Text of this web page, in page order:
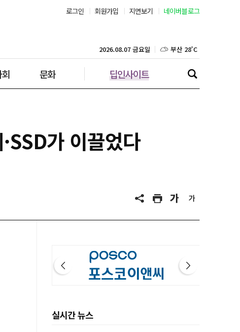
로그인 회원가입 지면보기 네이버블로그
문화 딥인사이트
2026.08.07 금요일 대구 26˚C
인천 29˚C
제주 29˚C
가 이끌었다
실시간 뉴스